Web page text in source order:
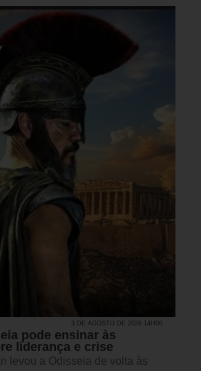
3 DE AGOSTO DE 2026 14H00
pode ensinar às
liderança e crise
levou a Odisseia de volta às